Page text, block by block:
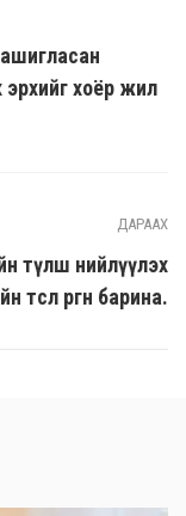
хоёр жил
ДАРААХ
түлш нийлүүлэх
өргөн барина.